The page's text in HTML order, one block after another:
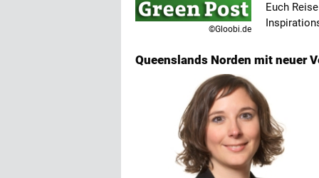
©Gloobi.de
Euch
Queenslands Norden mit neuer